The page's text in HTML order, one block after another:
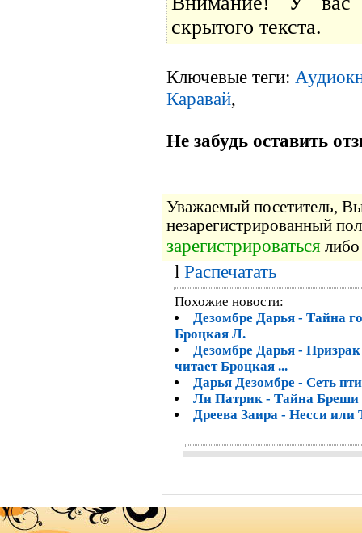
скрытого текста.
Ключевые теги:
Каравай,
Не забудь оставить
Уважаемый посетитель,
незарегистрированный
зарегистрироваться
l Распечатать
Похожие новости:
Дезомбре Дарья - Тайна
Броцкая Л.
Дезомбре Дарья -
читает Броцкая ...
Дарья Дезомбре - Сеть
Ли Патрик - Тайна Бреши
Дреева Заира - Несси